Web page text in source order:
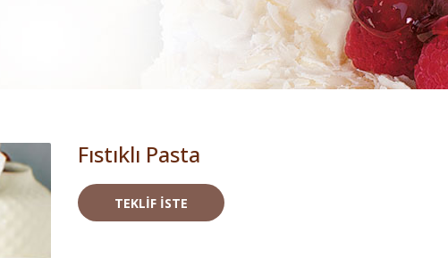
Fıstıklı Pasta
TEKLIF İSTE